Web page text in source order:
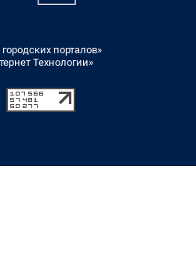
порталов»
Технологии»